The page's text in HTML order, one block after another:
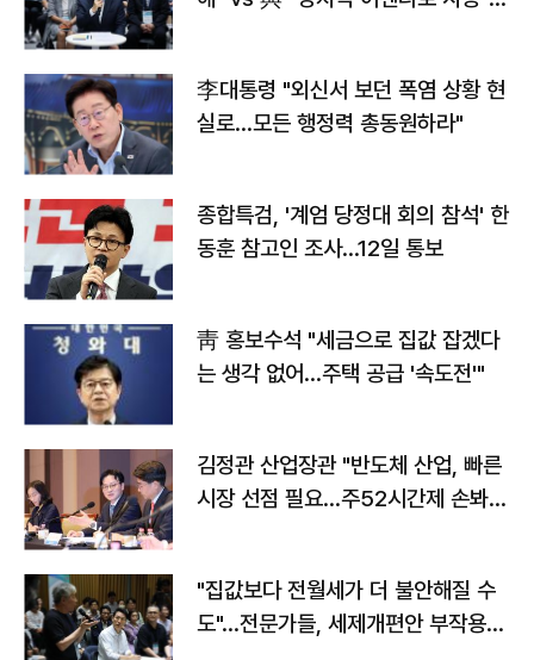
李대통령 "외신서 보던 폭염 상황 현
실로…모든 행정력 총동원하라"
종합특검, '계엄 당정대 회의 참석' 한
동훈 참고인 조사...12일 통보
靑 홍보수석 "세금으로 집값 잡겠다
는 생각 없어…주택 공급 '속도전'"
김정관 산업장관 "반도체 산업, 빠른
시장 선점 필요…주52시간제 손봐
"집값보다 전월세가 더 불안해질 수
도"…전문가들, 세제개편안 부작용